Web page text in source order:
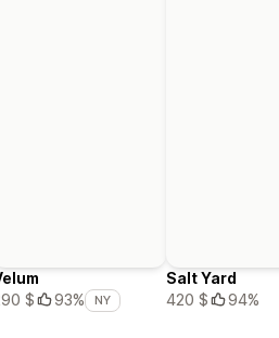
$
93% NY
Salt Yard
420 $
94%